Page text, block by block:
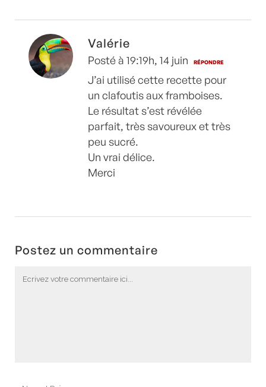
Valérie
Posté à 19:19h, 14 juin RÉPONDRE
J’ai utilisé cette recette pour
un clafoutis aux framboises.
Le résultat s’est révélée
parfait, très savoureux et très
peu sucré.
Un vrai délice.
Merci
Postez un commentaire